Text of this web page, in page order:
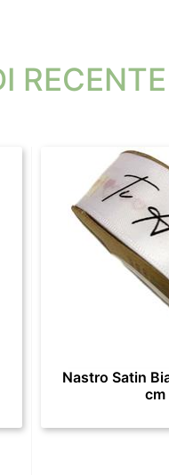
RECENTE
Nastro Satin
cm